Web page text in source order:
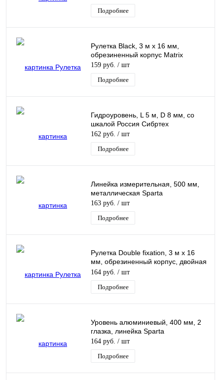
Подробнее
Рулетка Black, 3 м х 16 мм,
обрезиненный корпус Matrix
159 руб. / шт
Подробнее
Гидроуровень, L 5 м, D 8 мм, со
шкалой Россия Сибртех
162 руб. / шт
Подробнее
Линейка измерительная, 500 мм,
металлическая Sparta
163 руб. / шт
Подробнее
Рулетка Double fixation, 3 м х 16
мм, обрезиненный корпус, двойная
плавная фиксация Matrix
164 руб. / шт
Подробнее
Уровень алюминиевый, 400 мм, 2
глазка, линейка Sparta
164 руб. / шт
Подробнее